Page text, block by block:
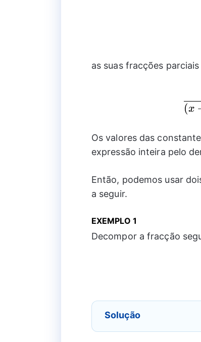
as suas fracções
(x
Os valores das
expressão inteira pelo
Então, podemos usar
a seguir.
EXEMPLO 1
Decompor a fracção
Solução